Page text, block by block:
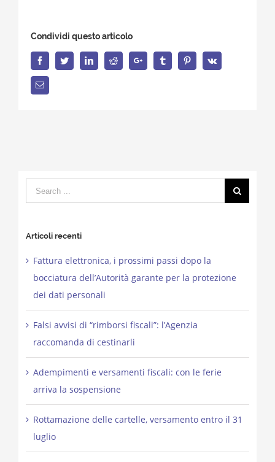
Condividi questo articolo
FacebookTwitterLinkedInReddit Google+ Tumblr PinterestVk
Email
Search
for:
Articoli recenti
Fattura elettronica, i prossimi passi dopo la
bocciatura dell’Autorità garante per la protezione
dei dati personali
Falsi avvisi di “rimborsi fiscali”: l’Agenzia
raccomanda di cestinarli
Adempimenti e versamenti fiscali: con le ferie
arriva la sospensione
Rottamazione delle cartelle, versamento entro il 31
luglio